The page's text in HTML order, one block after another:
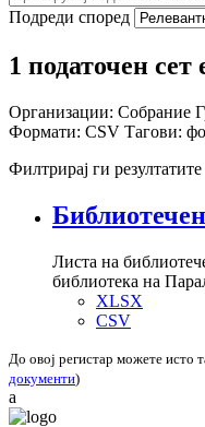
Подреди според
1 податочен сет
Организации: Собрание
Формати: CSV Тагови:
Филтрирај ги резултатите
Листа на
библиотека на
XLSX
CSV
До овој регистар можете исто
документи)
a